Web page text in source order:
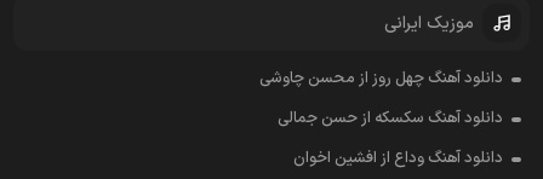
موزیک ایرانی
دانلود آهنگ چهل روز از محسن چاوشی
دانلود آهنگ سکسکه از حسن جمالی
دانلود آهنگ وداع از افشين اخوان